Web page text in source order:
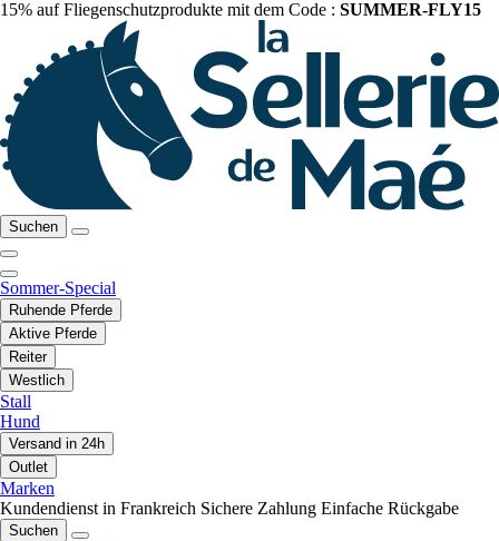
15% auf Fliegenschutzprodukte mit dem Code : SUMMER-FLY15
Suchen
Sommer-Special
Ruhende Pferde
Aktive Pferde
Reiter
Westlich
Stall
Hund
Versand in 24h
Outlet
Marken
Kundendienst in Frankreich Sichere Zahlung Einfache Rückgabe
Suchen